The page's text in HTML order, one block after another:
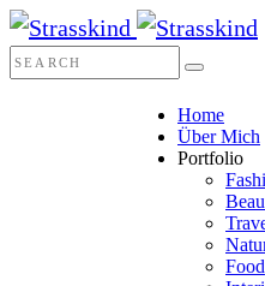
Home
Über Mich
Portfolio
Food